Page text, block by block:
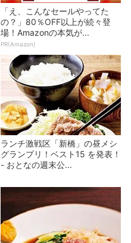
「え、こんなセールやってた
の？」80％OFF以上が続々登
場！Amazonの本気が...
PR(Amazon)
ランチ激戦区「新橋」の昼メシ
グランプリ！ベスト15 を発表！
- おとなの週末公...